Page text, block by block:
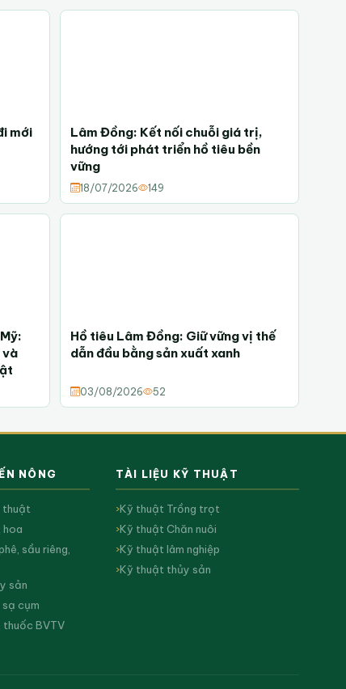
mới
Lâm Đồng: Kết nối chuỗi giá trị,
hướng tới phát triển hồ tiêu bền
vững
18/07/2026 149
và
Hồ tiêu Lâm Đồng: Giữ vững vị thế
dẫn đầu bằng sản xuất xanh
03/08/2026 52
NÔNG
thuật
hoa
sầu riêng,
sản
sạ cụm
thuốc BVTV
TÀI LIỆU KỸ THUẬT
Kỹ thuật Trồng trọt
Kỹ thuật Chăn nuôi
Kỹ thuật lâm nghiệp
Kỹ thuật thủy sản